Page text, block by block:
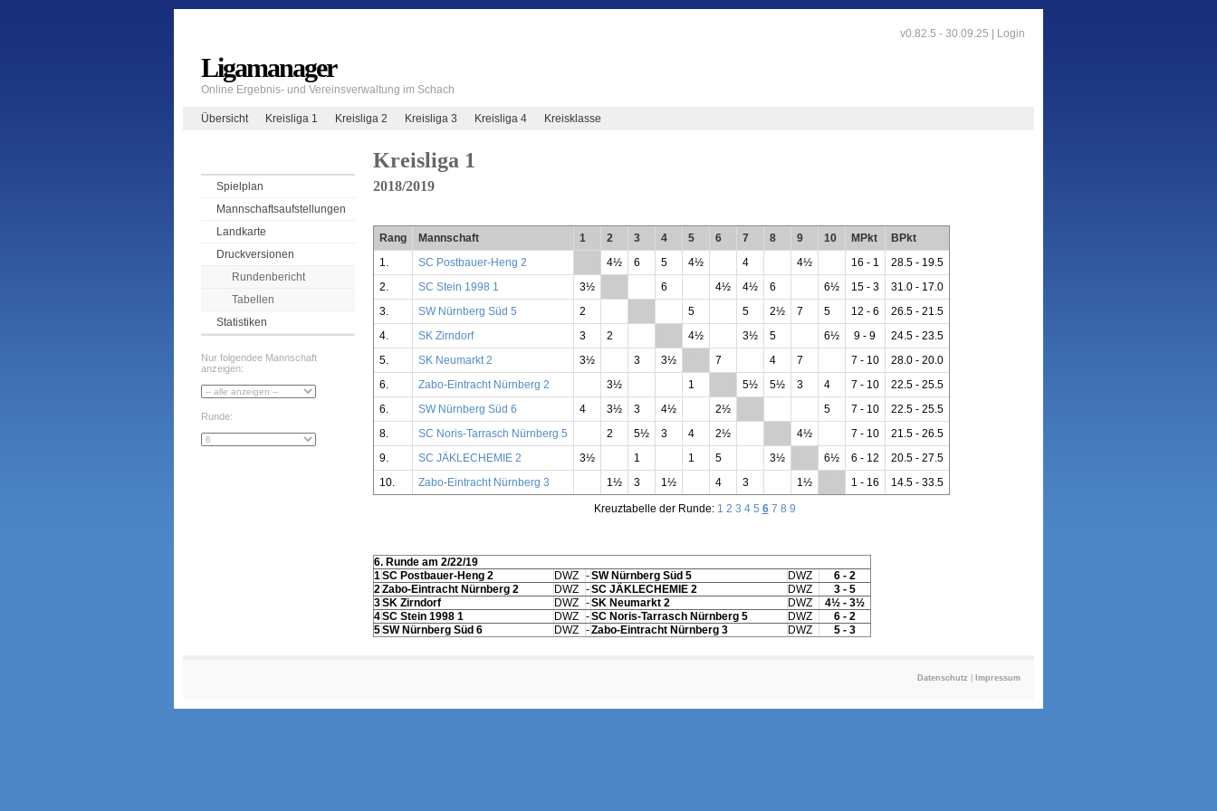
v0.82.5 - 30.09.25 | Login
Ligamanager
Online Ergebnis- und Vereinsverwaltung im Schach
Übersicht Kreisliga 1 Kreisliga 2 Kreisliga 3 Kreisliga 4 Kreisklasse
Spielplan
Mannschaftsaufstellungen
Landkarte
Druckversionen
Rundenbericht
Tabellen
Statistiken
Nur folgendee Mannschaft
anzeigen:
Runde:
Kreisliga 1
2018/2019
Rang Mannschaft 1 2 3 4 5 6 7 8 9 10 MPkt
BPkt
1.
SC Postbauer-Heng 2 4½ 6 5 4½ 4 4½ 16 - 1
28.5 - 19.5
2.
SC Stein 1998 1 3½ 6 4½ 4½ 6 6½ 15 - 3
31.0 - 17.0
3.
SW Nürnberg Süd 5 2 5 5 2½ 7 5 12 - 6
26.5 - 21.5
4.
SK Zirndorf 3 2 4½ 3½ 5 6½ 9 - 9
24.5 - 23.5
5.
SK Neumarkt 2 3½ 3 3½ 7 4 7 7 - 10
28.0 - 20.0
6.
Zabo-Eintracht Nürnberg 2 3½ 1 5½ 5½ 3 4 7 - 10
22.5 - 25.5
6.
SW Nürnberg Süd 6 4 3½ 3 4½ 2½ 5 7 - 10
22.5 - 25.5
8.
SC Noris-Tarrasch Nürnberg 5 2 5½ 3 4 2½ 4½ 7 - 10
21.5 - 26.5
9.
SC JÄKLECHEMIE 2 3½ 1 1 5 3½ 6½ 6 - 12
20.5 - 27.5
10.
Zabo-Eintracht Nürnberg 3 1½ 3 1½ 4 3 1½ 1 - 16 14.5 - 33.5
Kreuztabelle der Runde: 1 2 3 4 5 6 7 8 9
6. Runde am 2/22/19
1 SC Postbauer-Heng 2 DWZ -SW Nürnberg Süd 5 DWZ
6 - 2
2 Zabo-Eintracht Nürnberg 2 DWZ -SC JÄKLECHEMIE 2 DWZ
3 - 5
3SK Zirndorf DWZ -SK Neumarkt 2 DWZ
4½ - 3½
4SC Stein 1998 1 DWZ -SC Noris-Tarrasch Nürnberg 5 DWZ
6 - 2
5SW Nürnberg Süd 6 DWZ -Zabo-Eintracht Nürnberg 3 DWZ 5 - 3
Datenschutz Impressum